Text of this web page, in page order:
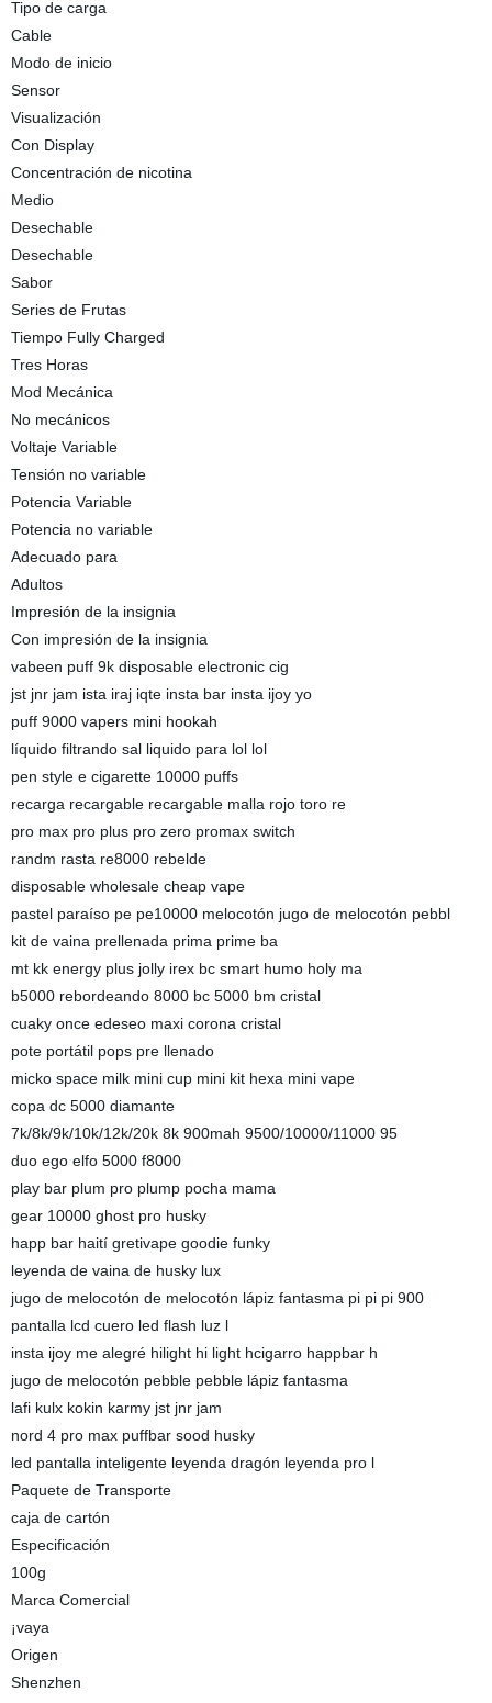
Tipo de carga
Cable
Modo de inicio
Sensor
Visualización
Con Display
Concentración de nicotina
Medio
Desechable
Desechable
Sabor
Series de Frutas
Tiempo Fully Charged
Tres Horas
Mod Mecánica
No mecánicos
Voltaje Variable
Tensión no variable
Potencia Variable
Potencia no variable
Adecuado para
Adultos
Impresión de la insignia
Con impresión de la insignia
vabeen puff 9k disposable electronic cig
jst jnr jam ista iraj iqte insta bar insta ijoy yo
puff 9000 vapers mini hookah
líquido filtrando sal liquido para lol lol
pen style e cigarette 10000 puffs
recarga recargable recargable malla rojo toro re
pro max pro plus pro zero promax switch
randm rasta re8000 rebelde
disposable wholesale cheap vape
pastel paraíso pe pe10000 melocotón jugo de melocotón pebbl
kit de vaina prellenada prima prime ba
mt kk energy plus jolly irex bc smart humo holy ma
b5000 rebordeando 8000 bc 5000 bm cristal
cuaky once edeseo maxi corona cristal
pote portátil pops pre llenado
micko space milk mini cup mini kit hexa mini vape
copa dc 5000 diamante
7k/8k/9k/10k/12k/20k 8k 900mah 9500/10000/11000 95
duo ego elfo 5000 f8000
play bar plum pro plump pocha mama
gear 10000 ghost pro husky
happ bar haití gretivape goodie funky
leyenda de vaina de husky lux
jugo de melocotón de melocotón lápiz fantasma pi pi pi 900
pantalla lcd cuero led flash luz l
insta ijoy me alegré hilight hi light hcigarro happbar h
jugo de melocotón pebble pebble lápiz fantasma
lafi kulx kokin karmy jst jnr jam
nord 4 pro max puffbar sood husky
led pantalla inteligente leyenda dragón leyenda pro l
Paquete de Transporte
caja de cartón
Especificación
100g
Marca Comercial
¡vaya
Origen
Shenzhen